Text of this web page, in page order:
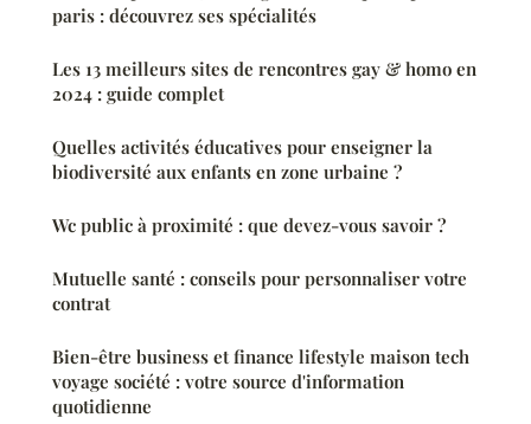
paris : découvrez ses spécialités
Les 13 meilleurs sites de rencontres gay & homo en
2024 : guide complet
Quelles activités éducatives pour enseigner la
biodiversité aux enfants en zone urbaine ?
Wc public à proximité : que devez-vous savoir ?
Mutuelle santé : conseils pour personnaliser votre
contrat
Bien-être business et finance lifestyle maison tech
voyage société : votre source d'information
quotidienne